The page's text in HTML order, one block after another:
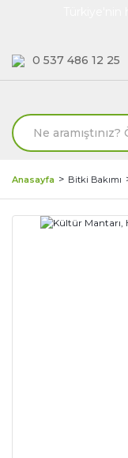
0 537 486 12 25
Anasayfa Bitki Bakımı